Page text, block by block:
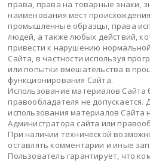
права, права на товарные знаки,
наименования мест
промышленные образцы, права
людей, а также любых действий,
привести к нарушению
Сайта, в частности используя
или попытки вмешательства в
функционирования Сайта.
Использование материалов Сайта
правообладателя не допускается.
использования материалов Сайта
Администратора сайта или
При наличии технической
оставлять комментарии и иные
Пользователь гарантирует, что